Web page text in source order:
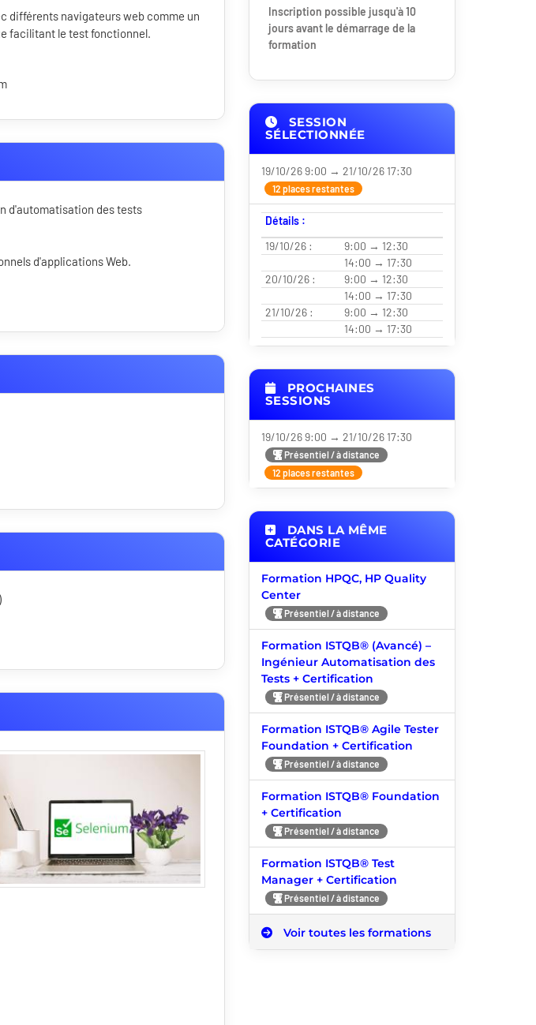
différents navigateurs web comme un
facilitant le test fonctionnel.
d'automatisation des tests
d'applications Web.
Inscription possible jusqu'à 10
jours avant le démarrage de la
formation
SESSION
SÉLECTIONNÉE
19/10/26 9:00 → 21/10/26 17:30
12 places restantes
Détails :
19/10/26 :
9:00 → 12:30
14:00 → 17:30
20/10/26 :
9:00 → 12:30
14:00 → 17:30
21/10/26 :
9:00 → 12:30
14:00 → 17:30
PROCHAINES
SESSIONS
19/10/26 9:00 → 21/10/26 17:30
Présentiel / à distance
12 places restantes
DANS LA MÊME
CATÉGORIE
Formation HPQC, HP Quality
Center
Présentiel / à distance
Formation ISTQB® (Avancé) –
Ingénieur Automatisation des
Tests + Certification
Présentiel / à distance
Formation ISTQB® Agile Tester
Foundation + Certification
Présentiel / à distance
Formation ISTQB® Foundation
+ Certification
Présentiel / à distance
Formation ISTQB® Test
Manager + Certification
Présentiel / à distance
Voir toutes les formations